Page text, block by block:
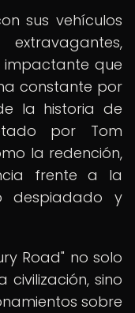
sus vehículos
impactante que
constante por
la historia de
por Tom
la redención,
frente a la
despiadado y
Road" no solo
sino
sobre